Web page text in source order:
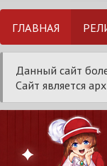
ГЛАВНАЯ
Данный сайт
Сайт является